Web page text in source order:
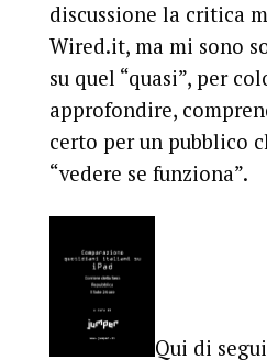
discussione la critica
Wired.it, ma mi sono
su quel “quasi”, per
approfondire,
certo per un pubblico
“vedere se funziona”.
Qui di